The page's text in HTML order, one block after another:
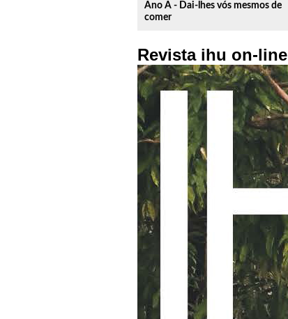
Ano A - Dai-lhes vós mesmos de
comer
Revista ihu on-line